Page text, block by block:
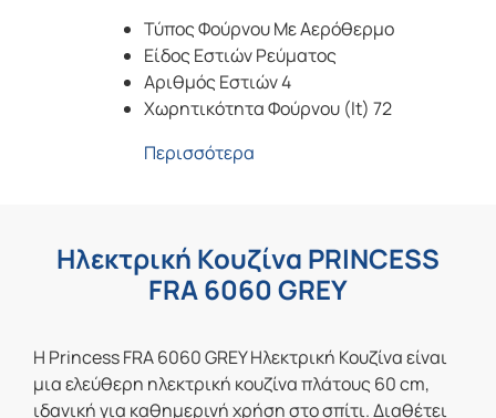
Τύπος Φούρνου Με Αερόθερμο
Είδος Εστιών Ρεύματος
Αριθμός Εστιών 4
Χωρητικότητα Φούρνου (lt) 72
Περισσότερα
Ηλεκτρική Κουζίνα PRINCESS
FRA 6060 GREY
Η Princess FRA 6060 GREY Ηλεκτρική Κουζίναείναι
μια ελεύθερη ηλεκτρική κουζίνα πλάτους 60 cm,
ιδανική για καθημερινή χρήση στο σπίτι. Διαθέτει